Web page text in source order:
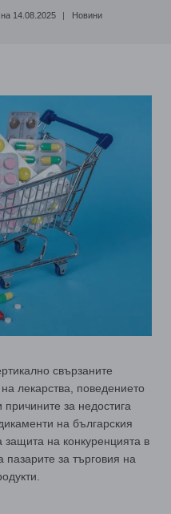
14.08.2025 Новини
свързаните
лекарства, поведението
причините за недостига
на българския
на конкуренцията в
пазарите за търговия на